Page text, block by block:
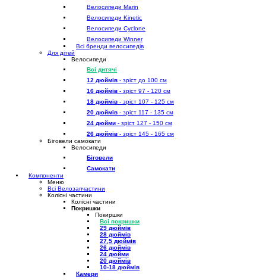
Велосипеди Marin
Велосипеди Kinetic
Велосипеди Cyclone
Велосипеди Winner
Всі бренди велосипедів
Для дітей
Велосипеди
Всі дитячі
12 дюймів - зріст до 100 см
16 дюймів - зріст 97 - 120 см
18 дюймів - зріст 107 - 125 см
20 дюймів - зріст 117 - 135 см
24 дюйми - зріст 127 - 150 см
26 дюймів - зріст 145 - 165 см
Біговели самокати
Велосипеди
Біговели
Самокати
Компоненти
Меню
Всі Велозапчастини
Колісні частини
Колісні частини
Покришки
Покиршки
Всі покришки
29 дюймів
28 дюймів
27,5 дюймів
26 дюймів
24 дюйми
20 дюймів
10-18 дюймів
Камери